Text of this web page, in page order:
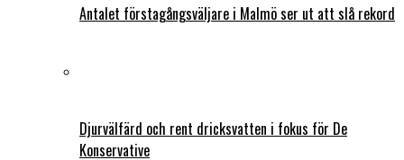
Antalet förstagångsväljare i Malmö ser ut att slå rekord
Djurvälfärd och rent dricksvatten i fokus för De
Konservative